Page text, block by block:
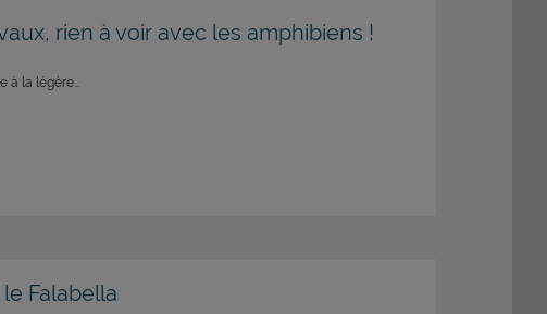
rien à voir avec les amphibiens !
à la légère…
Falabella